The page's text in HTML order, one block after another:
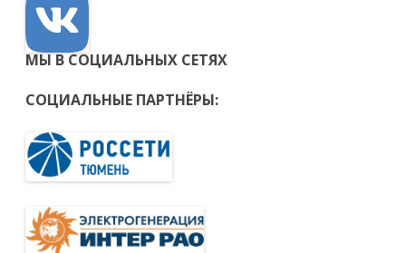
МЫ В СОЦИАЛЬНЫХ СЕТЯХ
СОЦИАЛЬНЫЕ ПАРТНЁРЫ: